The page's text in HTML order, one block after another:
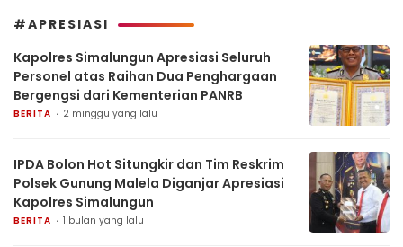
#APRESIASI
Kapolres Simalungun Apresiasi Seluruh
Personel atas Raihan Dua Penghargaan
Bergengsi dari Kementerian PANRB
BERITA 2 minggu yang lalu
IPDA Bolon Hot Situngkir dan Tim Reskrim
Polsek Gunung Malela Diganjar Apresiasi
Kapolres Simalungun
BERITA 1 bulan yang lalu